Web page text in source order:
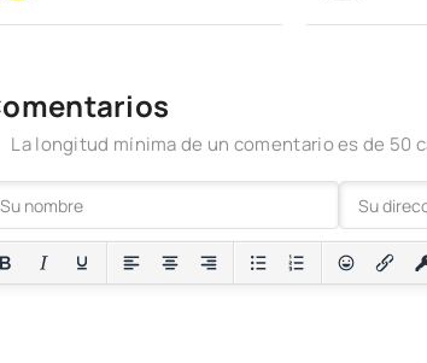
La longitud mínima de un comentario es de 50